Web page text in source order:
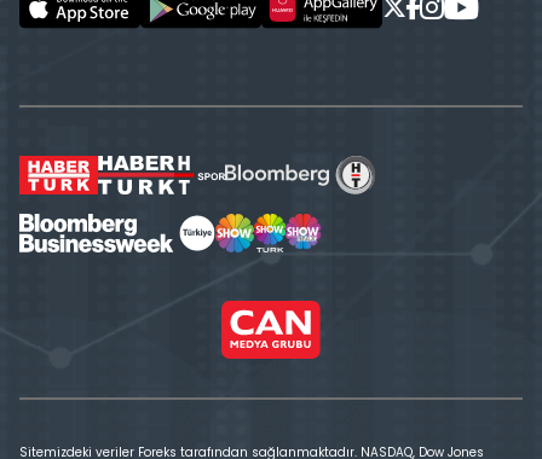
Sitemizdeki veriler Foreks tarafından sağlanmaktadır. NASDAQ, Dow Jones